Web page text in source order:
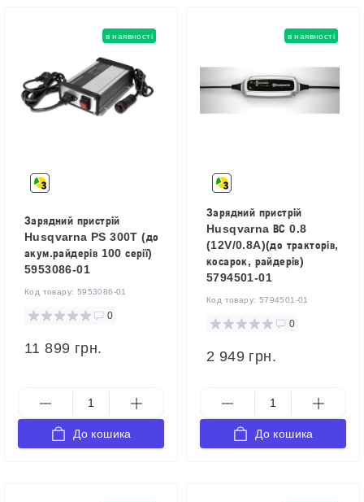
в наявності
Зарядний пристрій
Husqvarna PS 300T (до
акум.райдерів 100 серії)
5953086-01
Код товару: 5953086-01
0
11 899 грн.
До кошика
в наявності
Зарядний пристрій
Husqvarna ВС 0.8
(12V/0.8A)(до тракторів,
косарок, райдерів)
5794501-01
Код товару: 5794501-01
0
2 949 грн.
До кошика